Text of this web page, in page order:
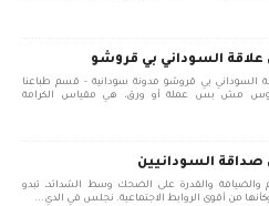
علاقة السوداني بي قروشو
السوداني بي قروشو مدونة سودانية - قسم طباعنا
مش بس عملة أو ورق، هي مقياس الكرامة
صداقة السودانيين
والضيافة والقدرة على الضحك وسط الشدائد، تبدو
من أقوى الروابط الاجتماعية. نجلس في الدي...